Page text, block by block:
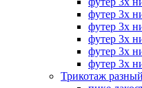
футер 3х
футер 3х
футер 3х
футер 3х
футер 3х
Трикотаж разный